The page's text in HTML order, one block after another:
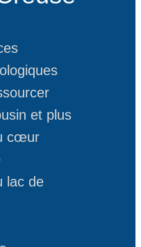
et plus
cœur
lac de